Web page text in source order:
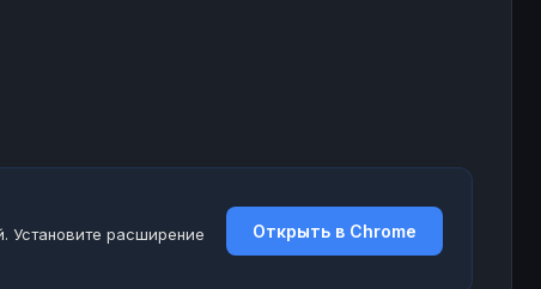
Установите расширение
Открыть в Chrome